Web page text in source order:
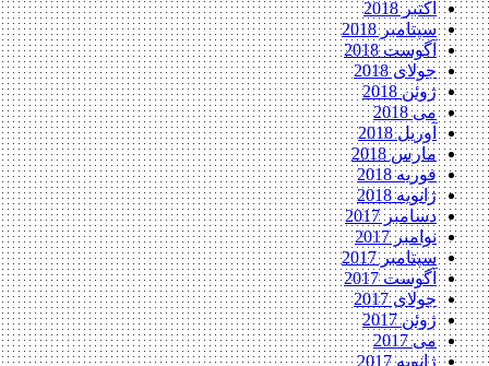
اکتبر 2018
سپتامبر 2018
آگوست 2018
جولای 2018
ژوئن 2018
می 2018
آوریل 2018
مارس 2018
فوریه 2018
ژانویه 2018
دسامبر 2017
نوامبر 2017
سپتامبر 2017
آگوست 2017
جولای 2017
ژوئن 2017
می 2017
ژانویه 2017